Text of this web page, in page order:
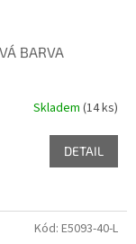
BARVA
Skladem (14 ks)
DETAIL
Kód: E5093-40-L